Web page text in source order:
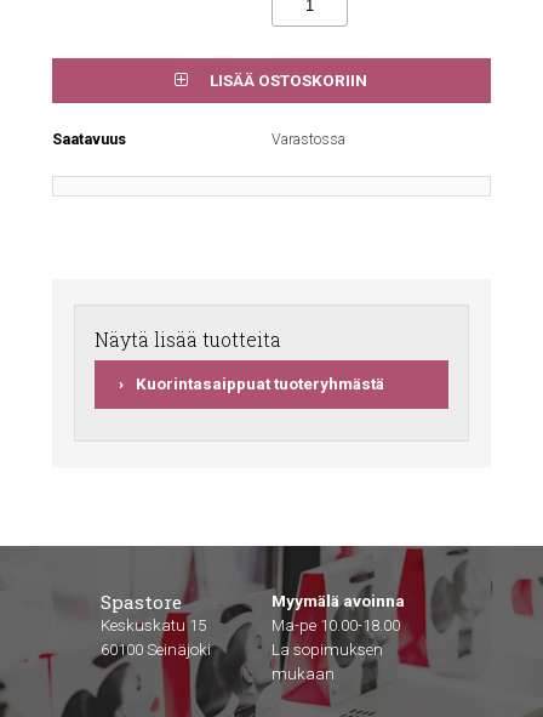
LISÄÄ OSTOSKORIIN
Saatavuus Varastossa
Näytä lisää tuotteita
Kuorintasaippuat tuoteryhmästä
Spastore
Keskuskatu 15
60100 Seinäjoki
Myymälä avoinna
Ma-pe 10.00-18.00
La sopimuksen
mukaan